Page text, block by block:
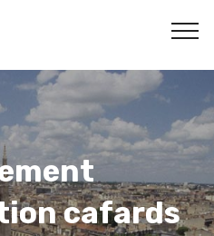
cafards